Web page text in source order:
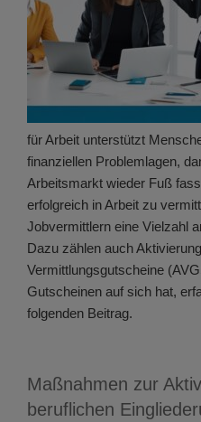
für Arbeit unterstützt
finanziellen Problemlagen,
Arbeitsmarkt wieder Fuß
erfolgreich in Arbeit zu
Jobvermittlern eine Vielzahl
Dazu zählen auch
Vermittlungsgutscheine
Gutscheinen auf sich hat,
folgenden Beitrag.
Maßnahmen zur
beruflichen